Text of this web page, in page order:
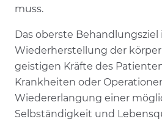
muss.
Das oberste Behandlungsziel
Wiederherstellung der
geistigen Kräfte des
Krankheiten oder
Wiedererlangung einer
Selbständigkeit und